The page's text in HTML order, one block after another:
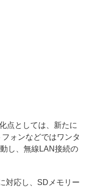
点としては、新たに
ォンなどではワンタ
し、無線LAN接続の
対応し、SDメモリー